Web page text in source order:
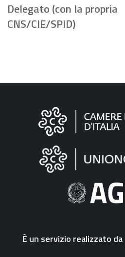
Delegato (con la propria
CNS/CIE/SPID)
Informazioni
"Fattura
Elettronica"
È un servizio realizzato da